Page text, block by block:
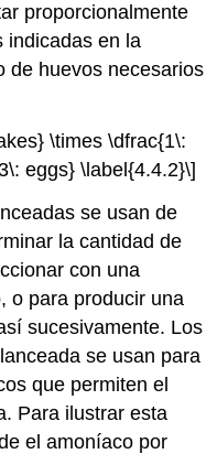
proporcionalmente
indicadas en la
de huevos necesarios
\times \dfrac{1\:
eggs} \label{4.4.2}\]
se usan de
la cantidad de
con una
o para producir una
sucesivamente. Los
se usan para
que permiten el
Para ilustrar esta
el amoníaco por